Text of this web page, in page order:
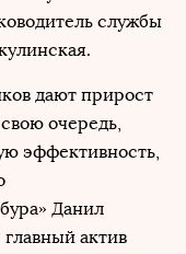
службы
дают прирост
очередь,
эффективность,
Данил
актив